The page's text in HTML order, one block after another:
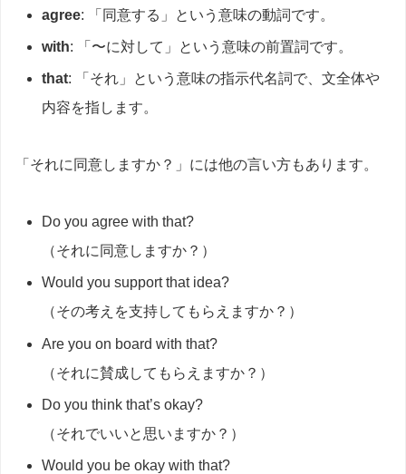
agree: 「同意する」という意味の動詞です。
with: 「〜に対して」という意味の前置詞です。
that: 「それ」という意味の指示代名詞で、文全体や
内容を指します。
「それに同意しますか？」には他の言い方もあります。
Do you agree with that?
（それに同意しますか？）
Would you support that idea?
（その考えを支持してもらえますか？）
Are you on board with that?
（それに賛成してもらえますか？）
Do you think that’s okay?
（それでいいと思いますか？）
Would you be okay with that?